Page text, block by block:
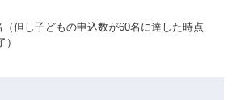
（但し子どもの申込数が60名に達した時点